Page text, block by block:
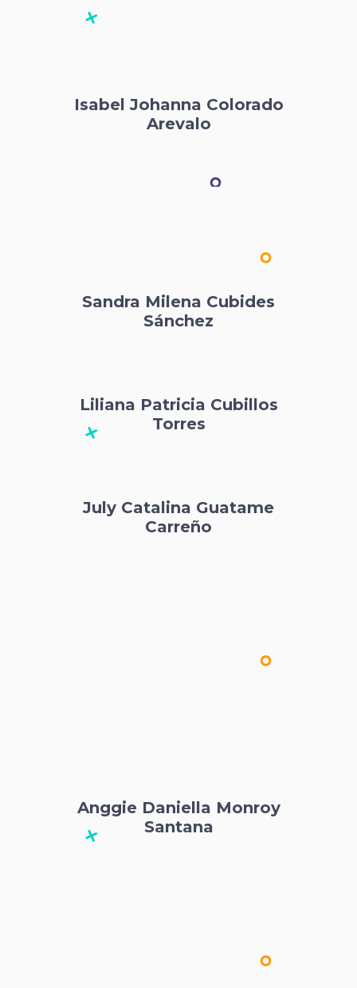
Isabel Johanna Colorado
Arevalo
Sandra Milena Cubides
Sánchez
Liliana Patricia Cubillos
Torres
July Catalina Guatame
Carreño
Anggie Daniella Monroy
Santana